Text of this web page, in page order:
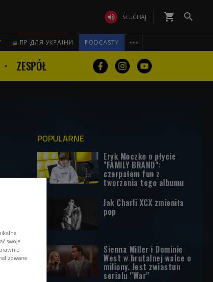
 SŁUCHAJ shopping_cart 
ПР ДЛЯ УКРАЇНИ PODCASTY 
ZESPÓŁ
POPULARNE
Eryk Moczko o płycie
"FAMILY BRAND":
czerpałem fun z
tworzenia tego albumu
Jak Charli XCX zmieniła
pop
Sienna Miller i Dominic
West w brutalnej walce o
miliony. Jest zwiastun
serialu "War"
swoje